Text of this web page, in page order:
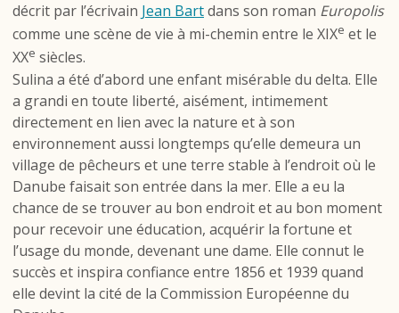
décrit par l’écrivain Jean Bartdans son roman Europolis
comme une scène de vie à mi-chemin entre le XIXe et le
XXe siècles.
Sulina a été d’abord une enfant misérable du delta. Elle
a grandi en toute liberté, aisément, intimement
directement en lien avec la nature et à son
environnement aussi longtemps qu’elle demeura un
village de pêcheurs et une terre stable à l’endroit où le
Danube faisait son entrée dans la mer. Elle a eu la
chance de se trouver au bon endroit et au bon moment
pour recevoir une éducation, acquérir la fortune et
l’usage du monde, devenant une dame. Elle connut le
succès et inspira confiance entre 1856 et 1939 quand
elle devint la cité de la Commission Européenne du